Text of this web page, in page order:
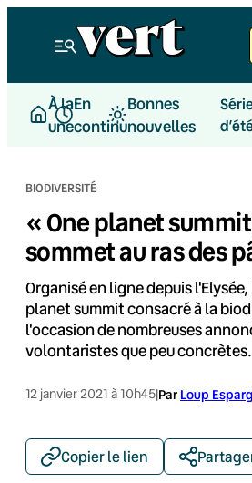
À la
une
En
continu
Bonnes
nouvelles
BIODIVERSITÉ
« One planet
sommet au ras des
Organisé en ligne depuis
planet summit consacré à la
l'occasion de nombreuses
volontaristes que peu concrètes.
12 janvier 2021 à 10h45|Par Loup
Copier le lien